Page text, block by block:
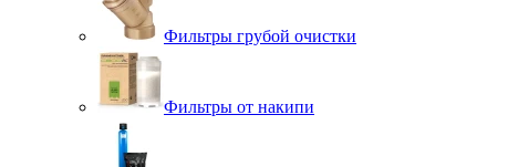
Фильтры грубой очистки
Фильтры от накипи